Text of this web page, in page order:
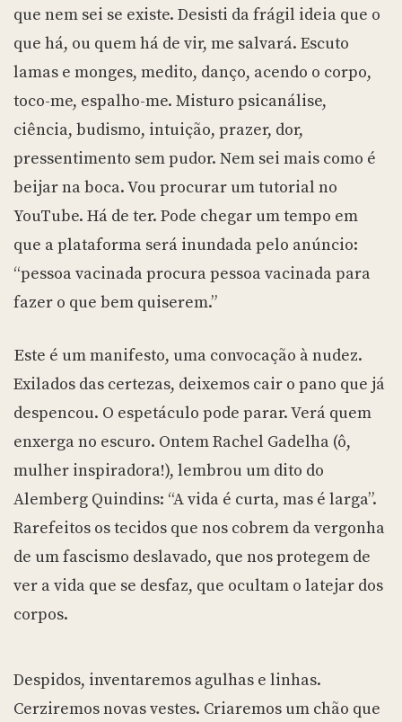
que nem sei se existe. Desisti da frágil ideia que o
que há, ou quem há de vir, me salvará. Escuto
lamas e monges, medito, danço, acendo o corpo,
toco-me, espalho-me. Misturo psicanálise,
ciência, budismo, intuição, prazer, dor,
pressentimento sem pudor. Nem sei mais como é
beijar na boca. Vou procurar um tutorial no
YouTube. Há de ter. Pode chegar um tempo em
que a plataforma será inundada pelo anúncio:
“pessoa vacinada procura pessoa vacinada para
fazer o que bem quiserem.”
Este é um manifesto, uma convocação à nudez.
Exilados das certezas, deixemos cair o pano que já
despencou. O espetáculo pode parar. Verá quem
enxerga no escuro. Ontem Rachel Gadelha (ô,
mulher inspiradora!), lembrou um dito do
Alemberg Quindins: “A vida é curta, mas é larga”.
Rarefeitos os tecidos que nos cobrem da vergonha
de um fascismo deslavado, que nos protegem de
ver a vida que se desfaz, que ocultam o latejar dos
corpos.
Despidos, inventaremos agulhas e linhas.
Cerziremos novas vestes. Criaremos um chão que